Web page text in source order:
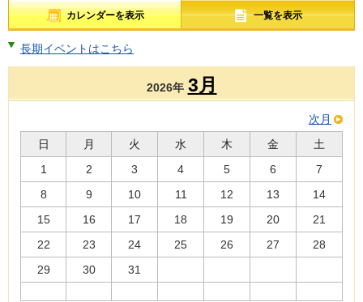
カレンダーを表示 一覧を表示
長期イベントはこちら
2026年 3月
次月
日
月 火 水 木 金
土
1
2 3 4 5 6
7
8
9 10 11 12 13
14
15
16 17 18 19 20
21
22
23 24 25 26 27
28
29
30 31